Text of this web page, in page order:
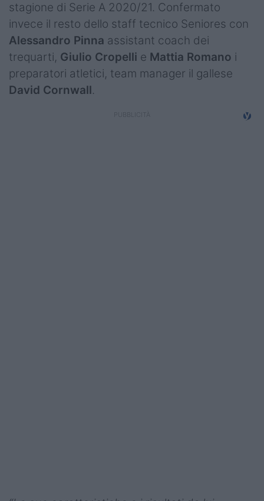
Serie A
Serie B
Serie C
Femminile
stagione di Serie A 2020/21. Confermato
invece il resto dello staff tecnico Seniores con
Alessandro Pinna assistant coach dei
trequarti, Giulio Cropelli e Mattia Romano i
preparatori atletici, team manager il gallese
David Cornwall.